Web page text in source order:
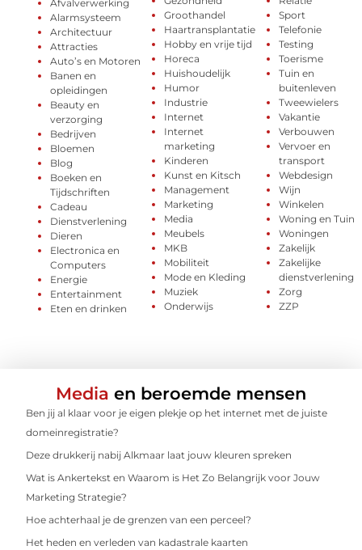
Afvalverwerking
Alarmsysteem
Architectuur
Attracties
Auto’s en Motoren
Banen en
opleidingen
Beauty en
verzorging
Bedrijven
Bloemen
Blog
Boeken en
Tijdschriften
Cadeau
Dienstverlening
Dieren
Electronica en
Computers
Energie
Entertainment
Eten en drinken
Groothandel
Haartransplantatie
Hobby en vrije tijd
Horeca
Huishoudelijk
Humor
Industrie
Internet
Internet
marketing
Kinderen
Kunst en Kitsch
Management
Marketing
Media
Meubels
MKB
Mobiliteit
Mode en Kleding
Muziek
Onderwijs
Sport
Telefonie
Testing
Toerisme
Tuin en
buitenleven
Tweewielers
Vakantie
Verbouwen
Vervoer en
transport
Webdesign
Wijn
Winkelen
Woning en Tuin
Woningen
Zakelijk
Zakelijke
dienstverlening
Zorg
ZZP
Media en beroemde mensen
Ben jij al klaar voor je eigen plekje op het internet met de juiste
domeinregistratie?
Deze drukkerij nabij Alkmaar laat jouw kleuren spreken
Wat is Ankertekst en Waarom is Het Zo Belangrijk voor Jouw
Marketing Strategie?
Hoe achterhaal je de grenzen van een perceel?
Het heden en verleden van kadastrale kaarten